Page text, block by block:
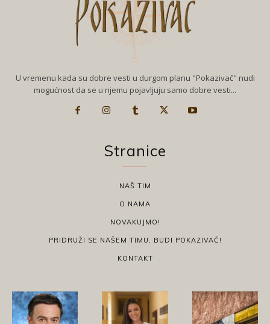
U vremenu kada su dobre vesti u durgom planu "Pokazivač" nudi
mogućnost da se u njemu pojavljuju samo dobre vesti...
Stranice
NAŠ TIM
O NAMA
NOVAKUJMO!
PRIDRUŽI SE NAŠEM TIMU, BUDI POKAZIVAČ!
KONTAKT